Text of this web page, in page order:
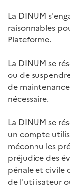
La DINUM
raisonnables
Plateforme.
La DINUM se
ou de
de
nécessaire.
La DINUM se
un compte
méconnu les
préjudice des
pénale et civile
de l'utilisateur